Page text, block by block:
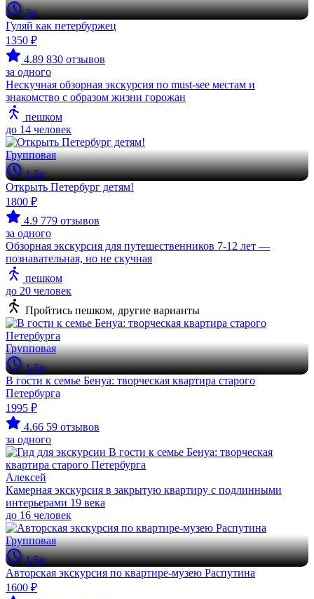
2ч
Гуляй как петербуржец
1350 ₽
4.89 830 отзывов
за одного
Нескучная обзорная экскурсия по must-see местам и
знакомство с образом жизни горожан
пешком
до 14 человек
Групповая
1.5ч
Открыть Петербург детям!
1800 ₽
4.9 779 отзывов
за одного
Обзорная экскурсия для путешественников 7-12 лет —
познавательная, но не скучная
пешком
до 20 человек
Пройтись пешком, другие варианты
Групповая
1.5ч
В гости к семье Бенуа: творческая квартира старого
Петербурга
1995 ₽
4.66 59 отзывов
за одного
Алексей
Камерная экскурсия в закрытую квартиру с подлинными
интерьерами 19 века
до 16 человек
Групповая
1.5ч
Авторская экскурсия по квартире-музею Распутина
1600 ₽